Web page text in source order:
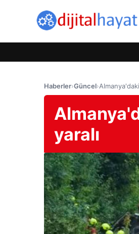
Haberler›Güncel›
yaralı